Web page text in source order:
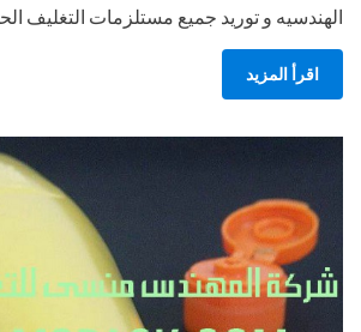
الهندسيه و توريد جميع مستلزمات التغليف
اقرأ المزيد